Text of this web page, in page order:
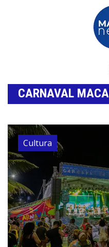
CARNAVAL
Cultura